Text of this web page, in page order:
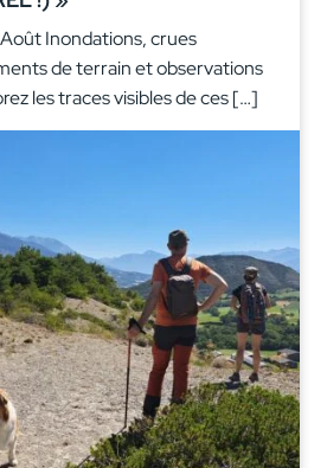
Inondations, crues
de terrain et observations
les traces visibles de ces […]